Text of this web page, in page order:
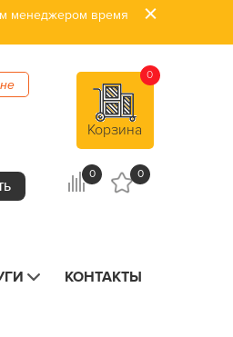
менеджером время
Корзина
0
0 0
КОНТАКТЫ